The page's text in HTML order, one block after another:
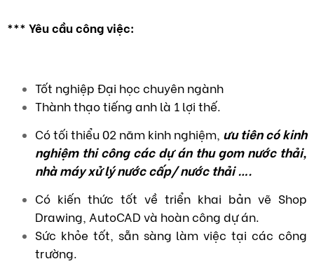
*** Yêu cầu công việc:
Tốt nghiệp Đại học chuyên ngành
Thành thạo tiếng anh là 1 lợi thế.
Có tối thiểu 02 năm kinh nghiệm, ưu tiên có kinh
nghiệm thi công các dự án thu gom nước thải,
nhà máy xử lý nước cấp/ nước thải ….
Có kiến thức tốt về triển khai bản vẽ Shop
Drawing, AutoCAD và hoàn công dự án.
Sức khỏe tốt, sẵn sàng làm việc tại các công
trường.